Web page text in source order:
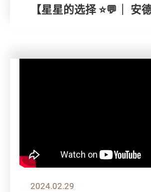
【星星的选择 ⭐💬｜ 安
2024.02.29